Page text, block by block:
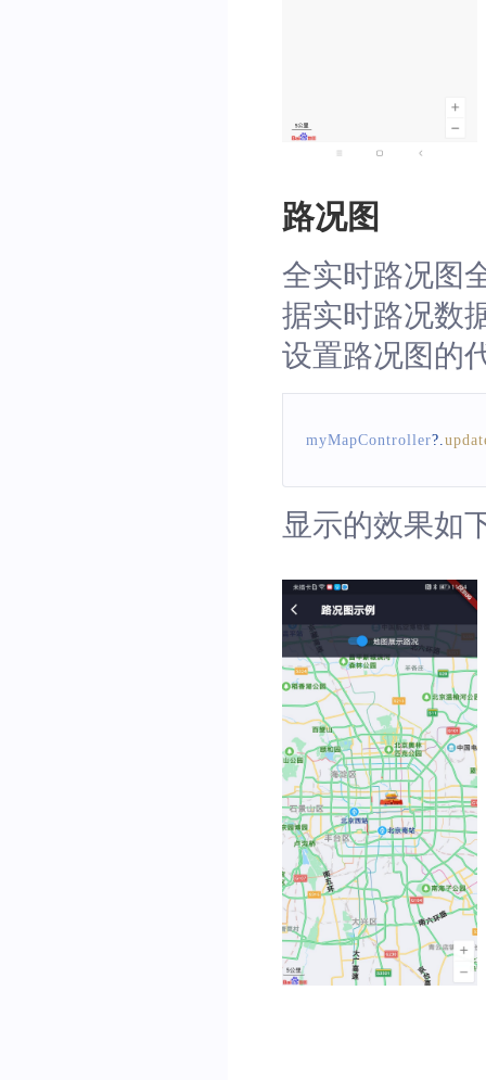
路况图
全实时路况图
据实时路况数
设置路况图的
myMapController?.
显示的效果如